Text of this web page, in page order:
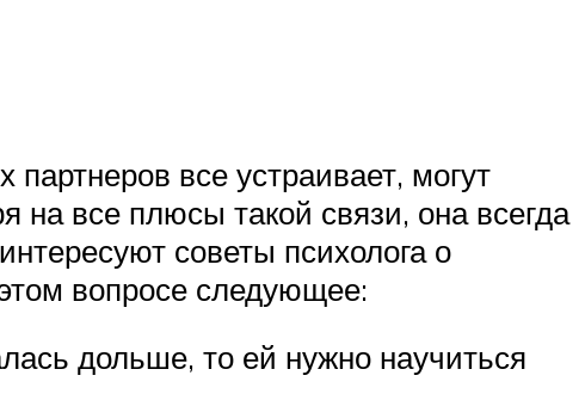
все устраивает, могут
на все плюсы такой связи, она всегда
советы психолога о
вопросе следующее:
дольше, то ей нужно научиться